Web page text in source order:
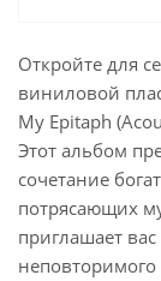
Откройте для
виниловой
My Epitaph
Этот альбом
сочетание
потрясающих
приглашает